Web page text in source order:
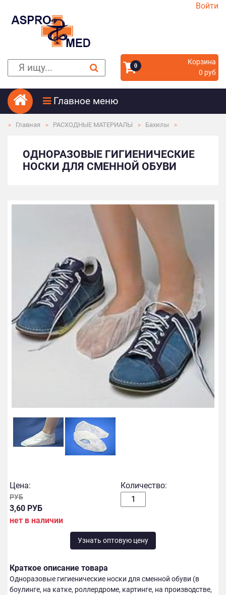
Войти
0
Корзина
0 руб
Главное меню
Главная РАСХОДНЫЕ МАТЕРИАЛЫ Бахилы
ОДНОРАЗОВЫЕ ГИГИЕНИЧЕСКИЕ
НОСКИ ДЛЯ СМЕННОЙ ОБУВИ
Цена:
РУБ
3,60 РУБ
нет в наличии
Количество:
Узнать оптовую цену
Краткое описание товара
Одноразовые гигиенические носки для сменной обуви (в
боулинге, на катке, роллердроме, картинге, на производстве,